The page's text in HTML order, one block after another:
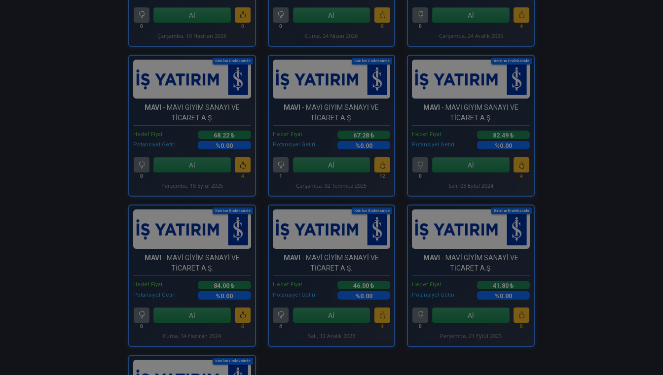
0
Al
0
Çarşamba, 10 Haziran 2026
0
Al
0
Cuma, 24 Nisan 2026
0
Al
4
Çarşamba, 24 Aralık 2025
Katılım Endeksinde
MAVI - MAVİ GİYİM SANAYİ VE
TİCARET A.Ş.
Hedef Fiyat 68.22 ₺
Potansiyel Getiri %0.00
0
Al
4
Perşembe, 18 Eylül 2025
Katılım Endeksinde
MAVI - MAVİ GİYİM SANAYİ VE
TİCARET A.Ş.
Hedef Fiyat 67.28 ₺
Potansiyel Getiri %0.00
1
Al
12
Çarşamba, 02 Temmuz 2025
Katılım Endeksinde
MAVI - MAVİ GİYİM SANAYİ VE
TİCARET A.Ş.
Hedef Fiyat 82.49 ₺
Potansiyel Getiri %0.00
0
Al
4
Salı, 03 Eylül 2024
Katılım Endeksinde
MAVI - MAVİ GİYİM SANAYİ VE
TİCARET A.Ş.
Hedef Fiyat 84.00 ₺
Potansiyel Getiri %0.00
0
Al
6
Cuma, 14 Haziran 2024
Katılım Endeksinde
MAVI - MAVİ GİYİM SANAYİ VE
TİCARET A.Ş.
Hedef Fiyat 46.00 ₺
Potansiyel Getiri %0.00
4
Al
4
Salı, 12 Aralık 2023
Katılım Endeksinde
MAVI - MAVİ GİYİM SANAYİ VE
TİCARET A.Ş.
Hedef Fiyat 41.80 ₺
Potansiyel Getiri %0.00
0
Al
0
Perşembe, 21 Eylül 2023
Katılım Endeksinde